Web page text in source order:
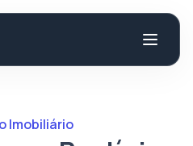
Imobiliário